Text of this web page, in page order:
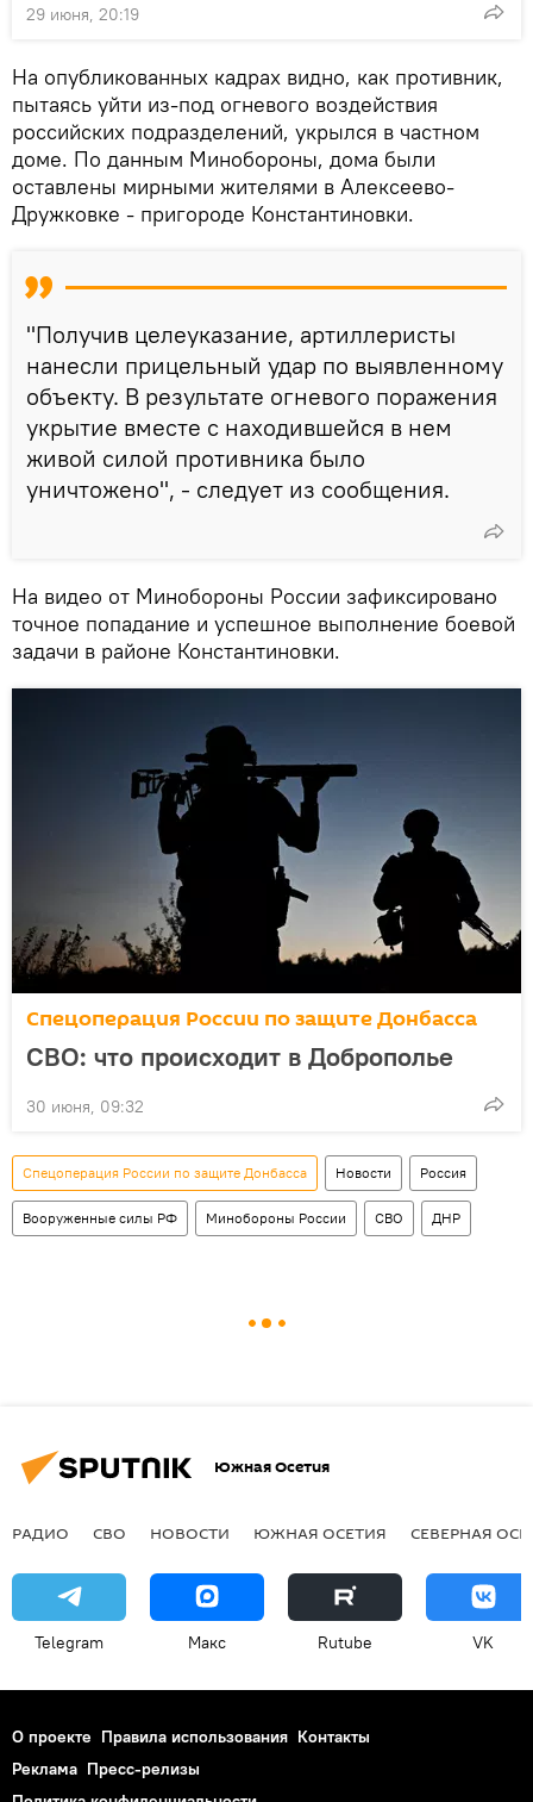
29 июня, 20:19
На опубликованных кадрах видно, как противник,
пытаясь уйти из-под огневого воздействия
российских подразделений, укрылся в частном
доме. По данным Минобороны, дома были
оставлены мирными жителями в Алексеево-
Дружковке - пригороде Константиновки.
"Получив целеуказание, артиллеристы
нанесли прицельный удар по выявленному
объекту. В результате огневого поражения
укрытие вместе с находившейся в нем
живой силой противника было
уничтожено", - следует из сообщения.
На видео от Минобороны России зафиксировано
точное попадание и успешное выполнение боевой
задачи в районе Константиновки.
Спецоперация России по защите Донбасса
СВО: что происходит в Доброполье
30 июня, 09:32
Спецоперация России по защите Донбасса Новости Россия
Вооруженные силы РФ Минобороны России СВО ДНР
Южная Осетия
РАДИО СВО НОВОСТИ ЮЖНАЯ ОСЕТИЯ СЕВЕРНАЯ
Telegram Макс Rutube VK
О проекте Правила использования Контакты
Реклама Пресс-релизы